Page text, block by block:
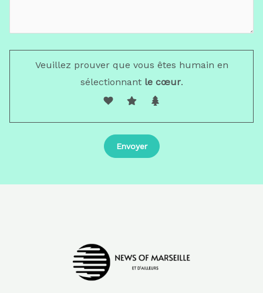
Veuillez prouver que vous êtes humain en
sélectionnantle cœur.